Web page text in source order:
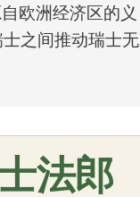
欧洲经济区的义
士之间推动瑞士无
法郎